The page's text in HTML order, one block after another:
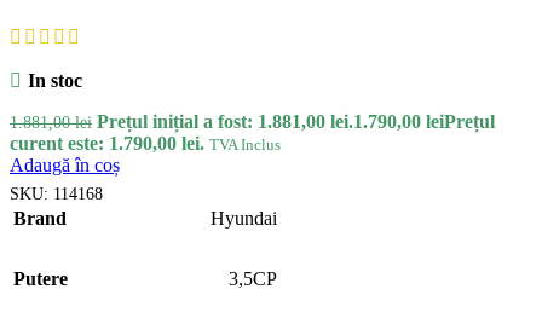
In stoc
1.881,00lei Prețul inițial a fost: 1.881,00 lei.1.790,00 leiPrețul
curent este: 1.790,00 lei. TVA Inclus
Adaugă în coș
SKU: 114168
Brand Hyundai
Putere 3,5CP